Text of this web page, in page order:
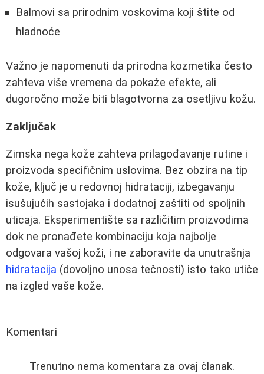
Balmovi sa prirodnim voskovima koji štite od
hladnoće
Važno je napomenuti da prirodna kozmetika često
zahteva više vremena da pokaže efekte, ali
dugoročno može biti blagotvorna za osetljivu kožu.
Zaključak
Zimska nega kože zahteva prilagođavanje rutine i
proizvoda specifičnim uslovima. Bez obzira na tip
kože, ključ je u redovnoj hidrataciji, izbegavanju
isušujućih sastojaka i dodatnoj zaštiti od spoljnih
uticaja. Eksperimentište sa različitim proizvodima
dok ne pronađete kombinaciju koja najbolje
odgovara vašoj koži, i ne zaboravite da unutrašnja
hidratacija (dovoljno unosa tečnosti) isto tako utiče
na izgled vaše kože.
Komentari
Trenutno nema komentara za ovaj članak.